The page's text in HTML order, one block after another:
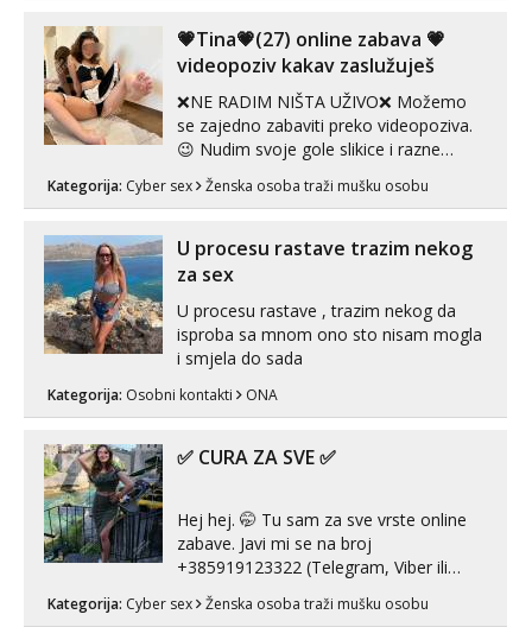
kombinacije halteri, haljine, štikle,
samostojeće itd. Nudim svakakva videa
seksa, puš...
💗Tina💗(27) online zabava 💗
videopoziv kakav zaslužuješ
❌NE RADIM NIŠTA UŽIVO❌ Možemo
se zajedno zabaviti preko videopoziva.
😉 Nudim svoje gole slikice i razne
videouradke. 🤩 Za online zabavu pošalji
poruku na Whatsapp, Telegram ili Viber.
autentičnosti možeš me vidjeti na
Kategorija: Cyber sex Ženska osoba traži mušku osobu
U procesu rastave trazim nekog
za sex
U procesu rastave , trazim nekog da
isproba sa mnom ono sto nisam mogla
i smjela do sada
Kategorija: Osobni kontakti ONA
✅ CURA ZA SVE ✅
Hej hej. 🤭 Tu sam za sve vrste online
zabave. Javi mi se na broj
+385919123322 (Telegram, Viber ili
Whatsapp). 🤙 NE javljaj se na uzivo.
Hvala.
Kategorija: Cyber sex Ženska osoba traži mušku osobu